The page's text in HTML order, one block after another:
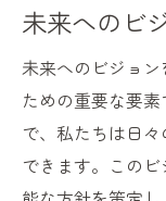
持続可
教育と
持続可
コラボ
未来への持
未来へのビ
未来へのビジョ
ための重要な要
で、私たちは日
できます。この